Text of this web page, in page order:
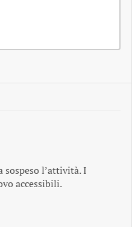
sospeso l’attività. I
accessibili.